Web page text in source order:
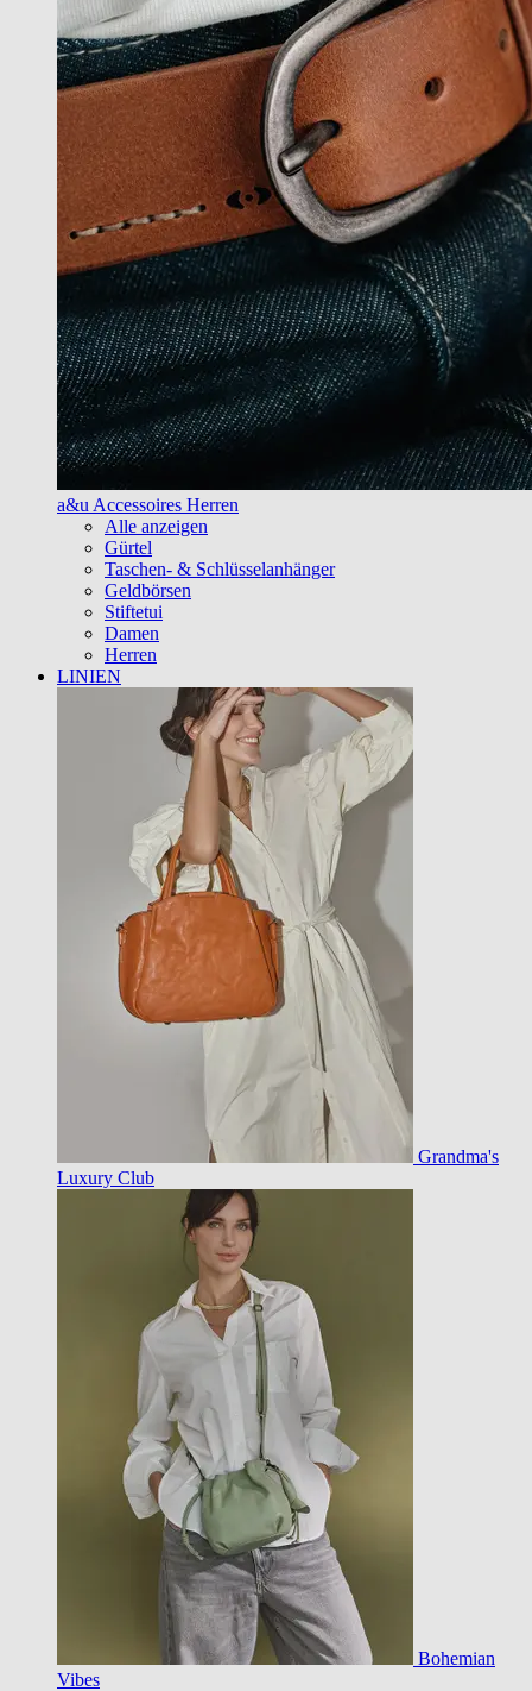
a&u Accessoires Herren
Alle anzeigen
Gürtel
Taschen- & Schlüsselanhänger
Geldbörsen
Stiftetui
Damen
Herren
LINIEN
Grandma's
Luxury Club
Bohemian
Vibes